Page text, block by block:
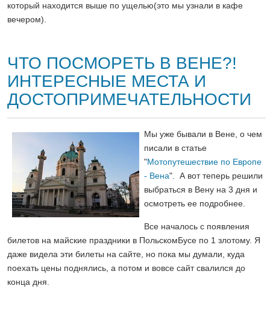
который находится выше по ущелью(это мы узнали в кафе
вечером).
ЧТО ПОСМОРЕТЬ В ВЕНЕ?!
ИНТЕРЕСНЫЕ МЕСТА И
ДОСТОПРИМЕЧАТЕЛЬНОСТИ
Мы уже бывали в Вене, о чем
писали в статье
"Мотопутешествие по Европе
- Вена". А вот теперь решили
выбраться в Вену на 3 дня и
осмотреть ее подробнее.
Все началось с появления
билетов на майские праздники в ПольскомБусе по 1 злотому. Я
даже видела эти билеты на сайте, но пока мы думали, куда
поехать цены поднялись, а потом и вовсе сайт свалился до
конца дня.